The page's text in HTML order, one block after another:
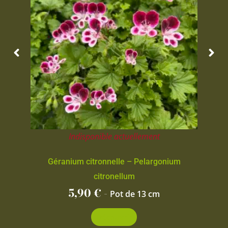
Indisponible actuellement
Géranium citronnelle – Pelargonium
citronellum
5,90€ - Pot de 13 cm